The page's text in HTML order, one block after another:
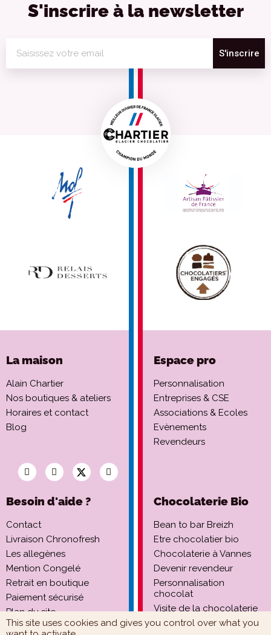
S'inscrire à la newsletter
S'inscrire
La maison
Alain Chartier
Nos boutiques & ateliers
Horaires et contact
Blog
Espace pro
Personnalisation
Entreprises & CSE
Associations & Ecoles
Evènements
Revendeurs
Besoin d'aide ?
Contact
Livraison Chronofresh
Les allegènes
Mention Congelé
Retrait en boutique
Paiement sécurisé
Plan du site
Chocolaterie Bio
Bean to bar Breizh
Etre chocolatier bio
Chocolaterie à Vannes
Devenir revendeur
Personnalisation
chocolat
Visite de la chocolaterie
This site uses cookies and gives you control over what you